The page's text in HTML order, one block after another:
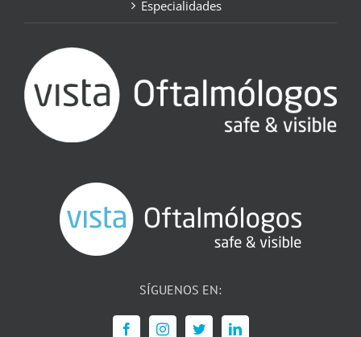
Especialidades
SÍGUENOS EN: